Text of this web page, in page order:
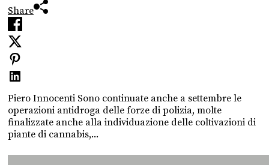
Share
Piero Innocenti Sono continuate anche a settembre le
operazioni antidroga delle forze di polizia, molte
finalizzate anche alla individuazione delle coltivazioni di
piante di cannabis,...